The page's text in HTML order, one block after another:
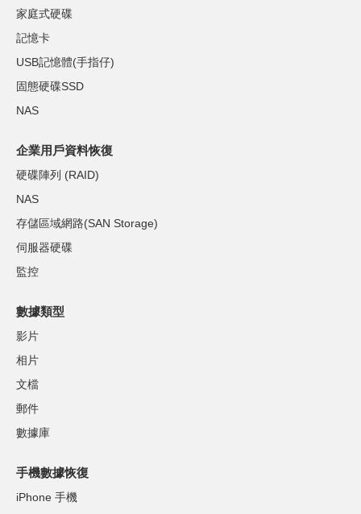
家庭式硬碟
記憶卡
USB記憶體(手指仔)
固態硬碟SSD
NAS
企業用戶資料恢復
硬碟陣列 (RAID)
NAS
存儲區域網路(SAN Storage)
伺服器硬碟
監控
數據類型
影片
相片
文檔
郵件
數據庫
手機數據恢復
iPhone 手機